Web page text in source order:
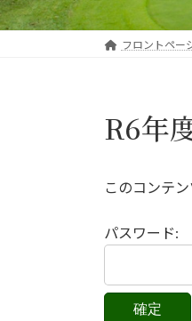
フロントペー
R6年
このコンテ
パスワード: